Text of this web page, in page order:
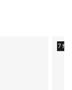
7